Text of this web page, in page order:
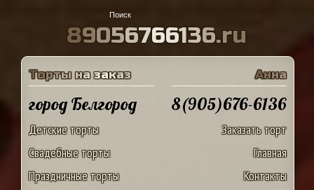
89056766136.ru
Торты на заказ
город Белгород
Детские торты
Свадебные торты
Праздничные торты
Анна
8(905)676-6136
Заказать торт
Главная
Контакты